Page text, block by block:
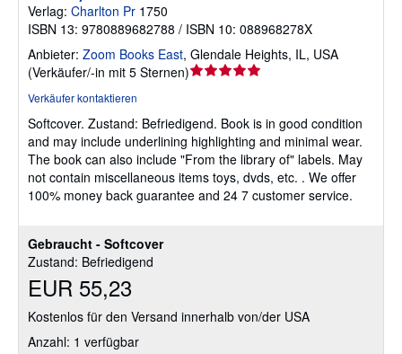
Gebraucht - Softcover
Zustand: Befriedigend
EUR 55,23
Kostenlos für den Versand innerhalb von/der USA
Anzahl: 1 verfügbar
Verlag: Charlton Pr 1750
ISBN 13: 9780889682788 / ISBN 10: 088968278X
Anbieter: Zoom Books East, Glendale Heights, IL, USA
(Verkäufer/-in mit 5 Sternen)Verkäuferbewertung
5
Sternen
Verkäufer kontaktieren
Softcover. Zustand: Befriedigend. Book is in good condition
and may include underlining highlighting and minimal wear.
The book can also include "From the library of" labels. May
not contain miscellaneous items toys, dvds, etc. . We offer
100% money back guarantee and 24 7 customer service.